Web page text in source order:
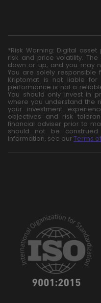
*Risk Warning: Digital
risk and price volatility.
down or up, and you may
You are solely responsible
Kriptomat is not liable
performance is not a
You should only invest in
where you understand the
your investment
objectives and risk
financial adviser prior to
should not be
information, see our Terms